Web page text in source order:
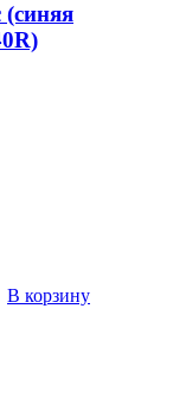
(синяя
В корзину